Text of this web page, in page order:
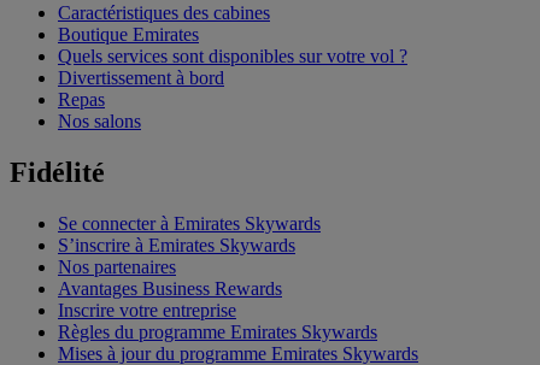
Caractéristiques des cabines
Boutique Emirates
Quels services sont disponibles sur votre vol ?
Divertissement à bord
Repas
Nos salons
Fidélité
Se connecter à Emirates Skywards
S’inscrire à Emirates Skywards
Nos partenaires
Avantages Business Rewards
Inscrire votre entreprise
Règles du programme Emirates Skywards
Mises à jour du programme Emirates Skywards